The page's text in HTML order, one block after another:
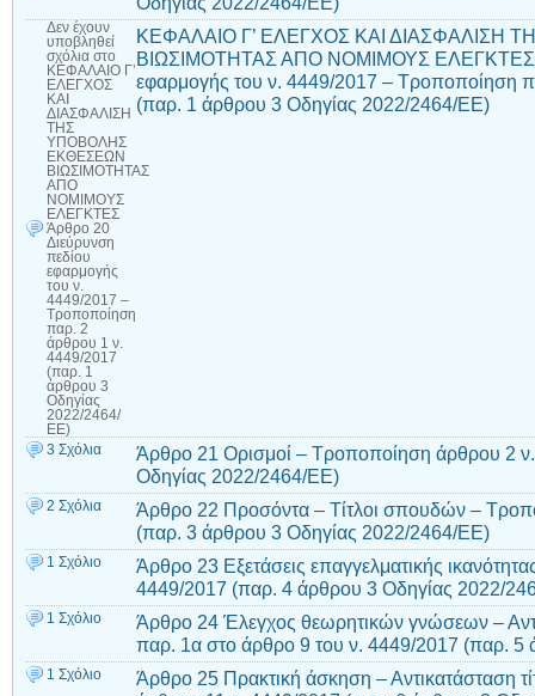
Δεν έχουν
υποβληθεί
σχόλια στο
ΚΕΦΑΛΑΙΟ Γ’
ΕΛΕΓΧΟΣ
ΚΑΙ
ΔΙΑΣΦΑΛΙΣΗ
ΤΗΣ
ΥΠΟΒΟΛΗΣ
ΕΚΘΕΣΕΩΝ
ΒΙΩΣΙΜΟΤΗΤΑΣ
ΑΠΟ
ΝΟΜΙΜΟΥΣ
ΕΛΕΓΚΤΕΣ
Άρθρο 20
Διεύρυνση
πεδίου
εφαρμογής
του ν.
4449/2017 –
Τροποποίηση
παρ. 2
άρθρου 1 ν.
4449/2017
(παρ. 1
άρθρου 3
Οδηγίας
2022/2464/
ΕΕ)
ΚΕΦΑΛΑΙΟ Γ’ ΕΛΕΓΧΟΣ ΚΑΙ ΔΙΑΣΦΑΛΙΣΗ
ΒΙΩΣΙΜΟΤΗΤΑΣ ΑΠΟ ΝΟΜΙΜΟΥΣ ΕΛΕΓΚΤΕΣ
εφαρμογής του ν. 4449/2017 – Τροποποίηση
(παρ. 1 άρθρου 3 Οδηγίας 2022/2464/ΕΕ)
3 Σχόλια
Άρθρο 21 Ορισμοί – Τροποποίηση άρθρου 2
Οδηγίας 2022/2464/ΕΕ)
2 Σχόλια
Άρθρο 22 Προσόντα – Τίτλοι σπουδών –
(παρ. 3 άρθρου 3 Οδηγίας 2022/2464/ΕΕ)
1 Σχόλιο
Άρθρο 23 Εξετάσεις επαγγελματικής
4449/2017 (παρ. 4 άρθρου 3 Οδηγίας 2022/
1 Σχόλιο
Άρθρο 24 Έλεγχος θεωρητικών γνώσεων –
παρ. 1α στο άρθρο 9 του ν. 4449/2017 (παρ.
1 Σχόλιο
Άρθρο 25 Πρακτική άσκηση – Αντικατάσταση